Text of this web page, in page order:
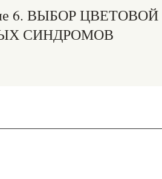
6. ВЫБОР
СИНДРОМОВ